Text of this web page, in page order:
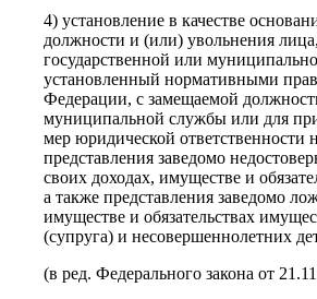
4) установление в качестве
должности и (или) увольнения
государственной или
установленный нормативными
Федерации, с замещаемой
муниципальной службы или для
мер юридической ответственности
представления заведомо
своих доходах, имуществе и
а также представления заведомо
имуществе и обязательствах
(супруга) и несовершеннолетних
(в ред. Федерального закона от